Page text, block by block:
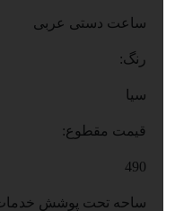
ساعت دستی عربی
رنگ:
سیا
قیمت مقطوع:
490
ساحه تحت پوشش خدمات: